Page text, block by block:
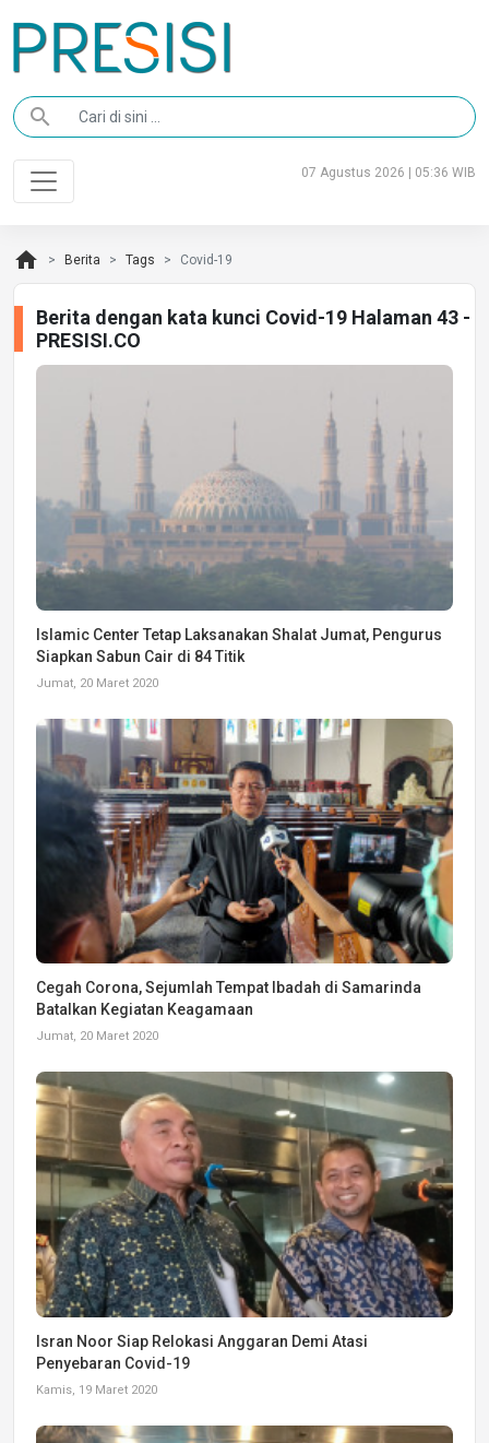
search
07 Agustus 2026 | 05:36 WIB
home Berita Tags Covid-19
Berita dengan kata kunci Covid-19 Halaman 43 -
PRESISI.CO
Islamic Center Tetap Laksanakan Shalat Jumat, Pengurus
Siapkan Sabun Cair di 84 Titik
Jumat, 20 Maret 2020
Cegah Corona, Sejumlah Tempat Ibadah di Samarinda
Batalkan Kegiatan Keagamaan
Jumat, 20 Maret 2020
Isran Noor Siap Relokasi Anggaran Demi Atasi
Penyebaran Covid-19
Kamis, 19 Maret 2020